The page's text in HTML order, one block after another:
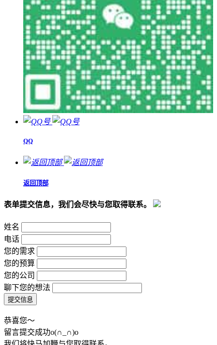
QQ
返回顶部
表单提交信息，我们会尽快与您取得联系。
姓名
电话
您的需求
您的预算
您的公司
聊下您的想法
恭喜您～
留言提交成功o(∩_∩)o